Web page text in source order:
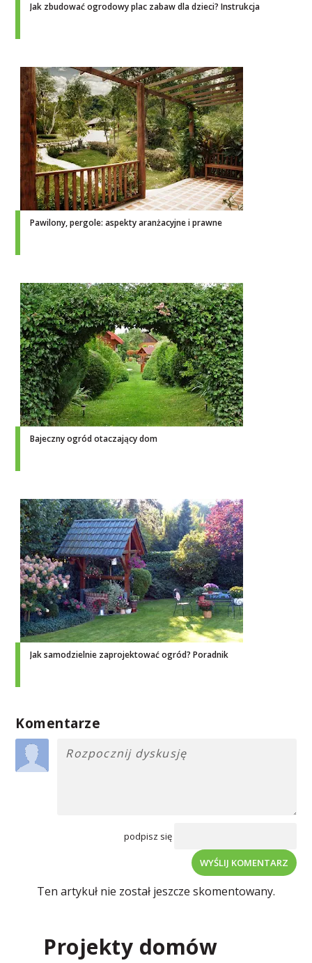
Jak zbudować ogrodowy plac zabaw dla dzieci? Instrukcja
Pawilony, pergole: aspekty aranżacyjne i prawne
Bajeczny ogród otaczający dom
Jak samodzielnie zaprojektować ogród? Poradnik
Komentarze
podpisz się
WYŚLIJ KOMENTARZ
Ten artykuł nie został jeszcze skomentowany.
Projekty domów